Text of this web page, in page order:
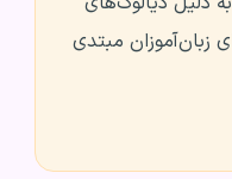
زبان‌آموزان مبتدی